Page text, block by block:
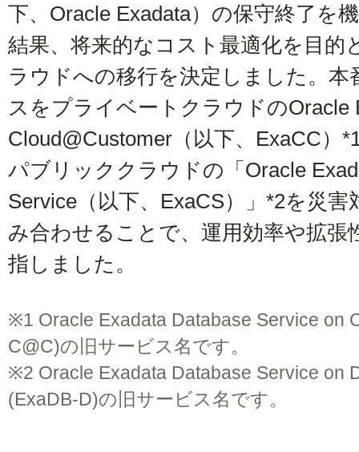
下、Oracle Exadata）の保守終了を
結果、将来的なコスト最適化を目的
ラウドへの移行を決定しました。本
スをプライベートクラウドのOracle
Cloud@Customer（以下、ExaCC）
パブリッククラウドの「Oracle
Service（以下、ExaCS）」*2を災害
み合わせることで、運用効率や拡張
指しました。
※1 Oracle Exadata Database Service on
C@C)の旧サービス名です。
※2 Oracle Exadata Database Service on
(ExaDB-D)の旧サービス名です。